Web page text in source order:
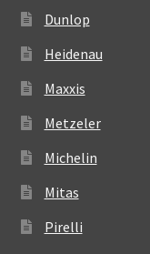
Dunlop
Heidenau
Maxxis
Metzeler
Michelin
Mitas
Pirelli